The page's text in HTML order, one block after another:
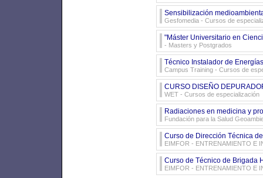
Sensibilización
Gesfomedia - Cursos de
"Máster Universitario en
- Masters y Postgrados
Técnico Instalador de
Campus Training - Cursos de
CURSO DISEÑO
WET - Cursos de especialización
Radiaciones en medicina y
Fundación para la Salud
Curso de Dirección Técnica
EIMFOR - ENTRENAMIENTO E
Curso de Técnico de Brigada
EIMFOR - ENTRENAMIENTO E